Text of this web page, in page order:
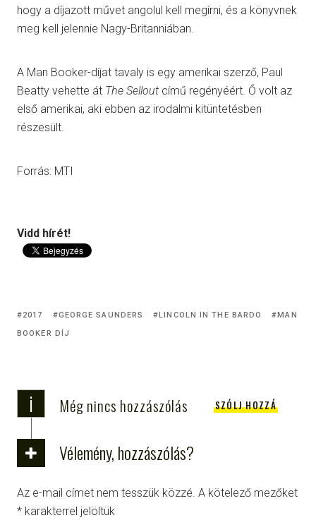
hogy a díjazott művet angolul kell megírni, és a könyvnek
meg kell jelennie Nagy-Britanniában.
A Man Booker-díjat tavaly is egy amerikai szerző, Paul
Beatty vehette át The Sellout című regényéért. Ő volt az
első amerikai, aki ebben az irodalmi kitüntetésben
részesült.
Forrás: MTI
Vidd hírét!
2017 GEORGE SAUNDERS LINCOLN IN THE BARDO
MAN
BOOKER DÍJ
i Még nincs hozzászólás SZÓLJ HOZZÁ
Vélemény, hozzászólás?
Az e-mail címet nem tesszük közzé. A kötelező mezőket
* karakterrel jelöltük